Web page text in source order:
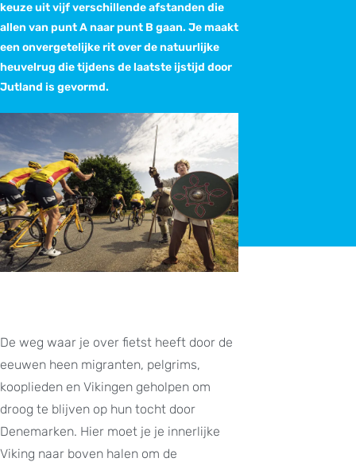
keuze uit vijf verschillende afstanden die
allen van punt A naar punt B gaan. Je maakt
een onvergetelijke rit over de natuurlijke
heuvelrug die tijdens de laatste ijstijd door
Jutland is gevormd.
De weg waar je over fietst heeft door de
eeuwen heen migranten, pelgrims,
kooplieden en Vikingen geholpen om
droog te blijven op hun tocht door
Denemarken. Hier moet je je innerlijke
Viking naar boven halen om de